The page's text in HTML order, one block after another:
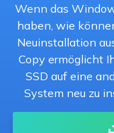
Wenn das
haben, wie
Neuinstallation
Copy ermöglicht
SSD auf eine
System neu zu